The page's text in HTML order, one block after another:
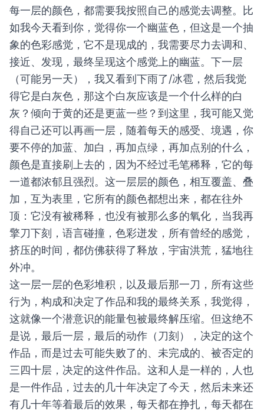
每一层的颜色，都需要我按照自己的感觉去调整。比
如我今天看到你，觉得你一个幽蓝色，但这是一个抽
象的色彩感觉，它不是现成的，我需要尽力去调和、
接近、发现，最终呈现这个感觉上的幽蓝。下一层
（可能另一天），我又看到下雨了/冰雹，然后我觉
得它是白灰色，那这个白灰应该是一个什么样的白
灰？倾向于黄的还是更蓝一些？到这里，我可能又觉
得自己还可以再画一层，随着每天的感受、境遇，你
要不停的加蓝、加白，再加点绿，再加点别的什么，
颜色是直接刷上去的，因为不经过毛笔稀释，它的每
一道都浓郁且强烈。这一层层的颜色，相互覆盖、叠
加，互为表里，它所有的颜色都想出来，都在往外
顶：它没有被稀释，也没有被那么多的氧化，当我再
擎刀下刻，语言碰撞，色彩迸发，所有曾经的感觉，
挤压的时间，都仿佛获得了释放，宇宙洪荒，猛地往
外冲。
这一层一层的色彩堆积，以及最后那一刀，所有这些
行为，构成和决定了作品和我的最终关系，我觉得，
这就像一个潜意识的能量包被最终解压缩。但这绝不
是说，最后一层，最后的动作（刀刻），决定的这个
作品，而是过去可能失败了的、未完成的、被否定的
三四十层，决定的这件作品。这和人是一样的，人也
是一件作品，过去的几十年决定了今天，然后未来还
有几十年等着最后的效果，每天都在挣扎，每天都在